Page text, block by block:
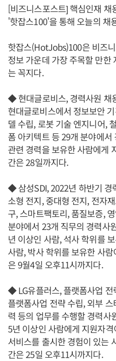
[비즈니스포스트] 핵심인재 채
'핫잡스100'을 통해 오늘의 채
핫잡스(HotJobs)100은 비즈
정보 가운데 가장 주목할 만한
는 꼭지다.
◆ 현대글로비스, 경력사원 채
현대글로비스에서 정보보안
델 수립, 로봇 기술 엔지니어,
폼 아키텍트 등 29개 분야에
관련 경력을 보유한 사람에게
간은 28일까지다.
◆ 삼성SDI, 2022년 하반기 경
소형 전지, 중대형 전지, 전자
구, 스마트팩토리, 품질보증,
분야에서 23개 직무의 경력사
년 이상인 사람, 석사 학위를
사람, 박사 학위를 보유한 사
은 9월4일 오후11시까지다.
◆ LG유플러스, 플랫폼사업 전
플랫폼사업 전략 수립, 외부
력 등의 업무를 수행할 경력사
5년 이상인 사람에게 지원자
서비스를 출시한 경험이 있는
간은 25일 오후11시까지다.